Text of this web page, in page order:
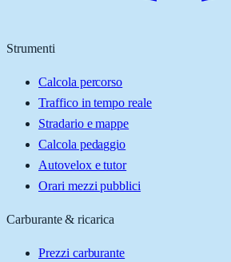
Strumenti
Calcola percorso
Traffico in tempo reale
Stradario e mappe
Calcola pedaggio
Autovelox e tutor
Orari mezzi pubblici
Carburante & ricarica
Prezzi carburante